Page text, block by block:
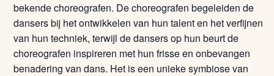
bekende choreografen. De choreografen begeleiden de
dansers bij het ontwikkelen van hun talent en het verfijnen
van hun techniek, terwijl de dansers op hun beurt de
choreografen inspireren met hun frisse en onbevangen
benadering van dans. Het is een unieke symbiose van